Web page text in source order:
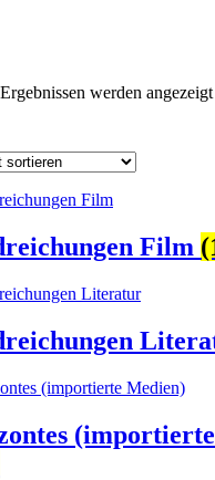
werden angezeigt
Film